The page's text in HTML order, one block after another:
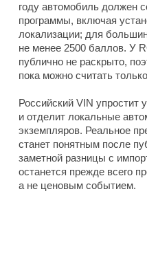
году автомобиль должен
программы, включая
локализации; для
не менее 2500 баллов. У
публично не раскрыто,
пока можно считать
Российский VIN
и отделит локальные
экземпляров. Реальное
станет понятным после
заметной разницы с
останется прежде всего
а не ценовым событием.